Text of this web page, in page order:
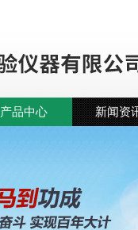
产品中心 新闻资